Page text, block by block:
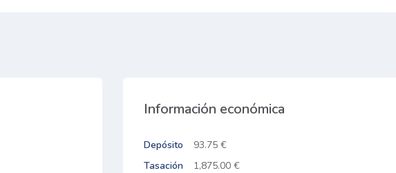
Información económica
Depósito
93.75 €
Tasación
1,875.00 €